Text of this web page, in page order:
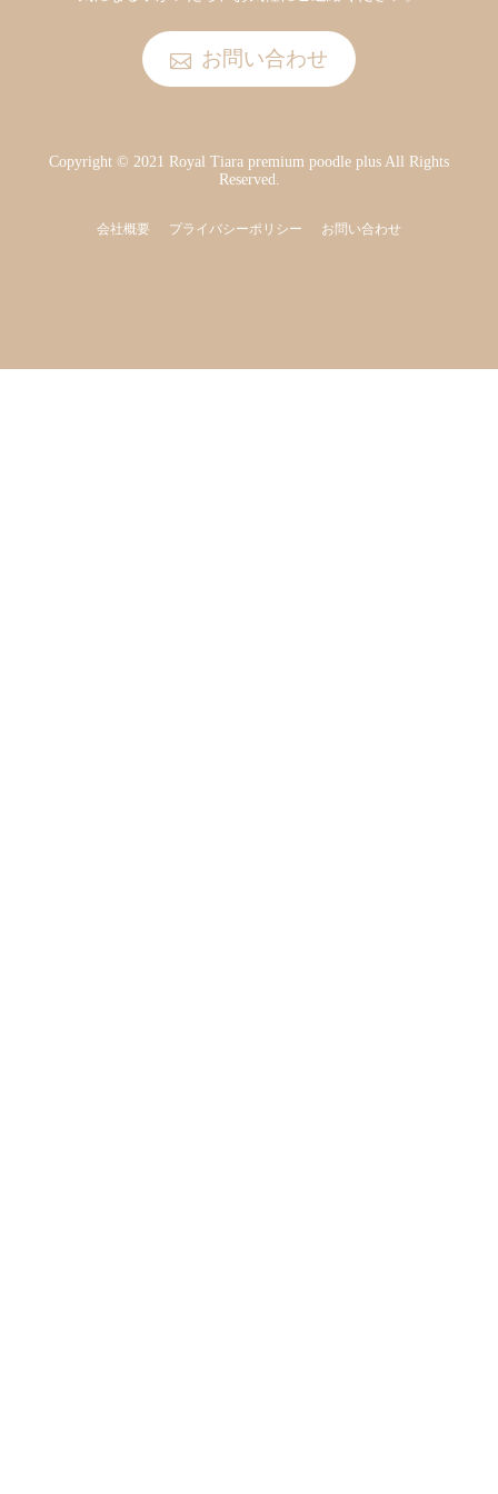
お問い合わせ
Copyright © 2021 Royal Tiara premium poodle plus All Rights
Reserved.
会社概要 プライバシーポリシー お問い合わせ